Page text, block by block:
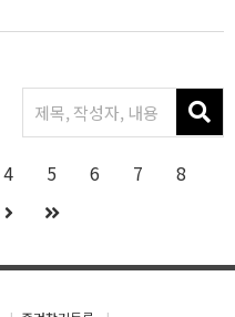
4 5 6 7
8